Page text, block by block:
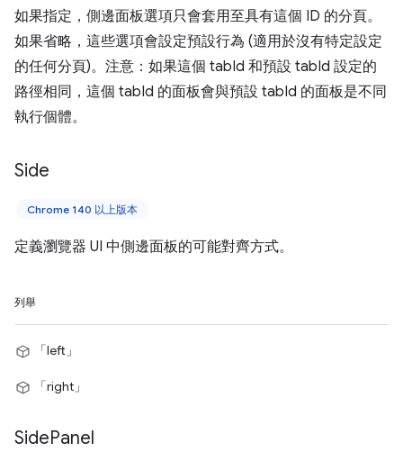
如果指定，側邊面板選項只會套用至具有這個 ID 的分頁。
如果省略，這些選項會設定預設行為 (適用於沒有特定設定
的任何分頁)。注意：如果這個 tabId 和預設 tabId 設定的
路徑相同，這個 tabId 的面板會與預設 tabId 的面板是不同
執行個體。
Side
Chrome 140 以上版本
定義瀏覽器 UI 中側邊面板的可能對齊方式。
列舉
「left」
「right」
SidePanel